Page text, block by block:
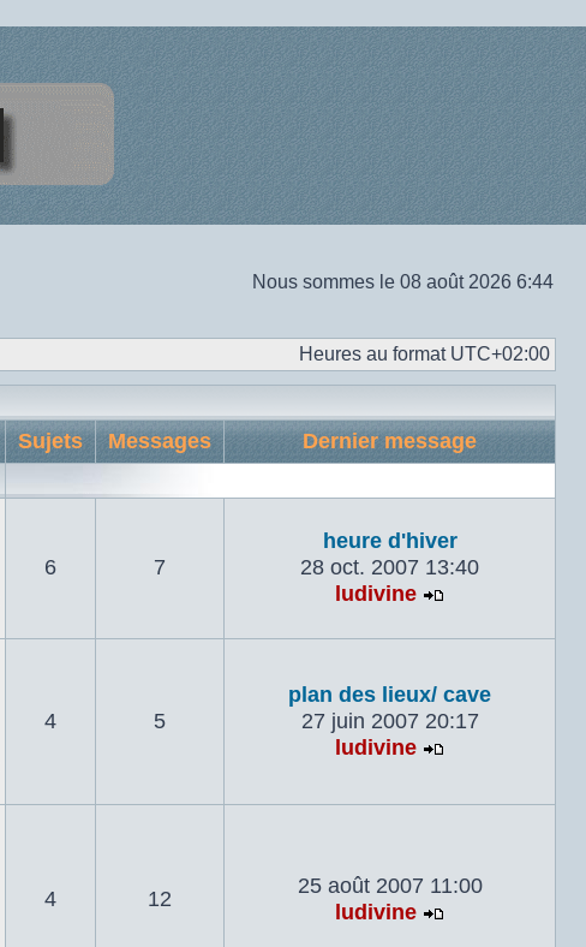
Nous sommes le 08 août 2026 6:44
Heures au format UTC+02:00
Sujets Messages
Dernier message
6 7
heure d'hiver
28 oct. 2007 13:40
ludivine
4 5
plan des lieux/ cave
27 juin 2007 20:17
ludivine
4 12
25 août 2007 11:00
ludivine